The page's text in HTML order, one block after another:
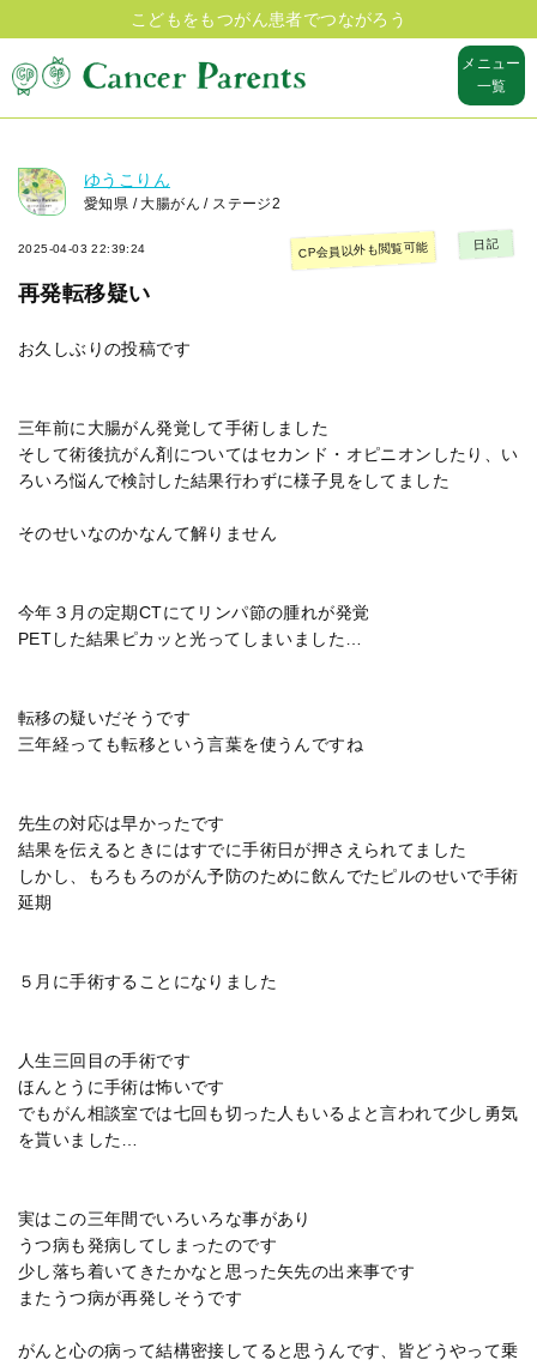
こどもをもつがん患者でつながろう
メニュー
一覧
ゆうこりん
愛知県 / 大腸がん / ステージ2
2025-04-03 22:39:24
再発転移疑い
CP会員以外も閲覧可能 日記
お久しぶりの投稿です
三年前に大腸がん発覚して手術しました
そして術後抗がん剤についてはセカンド・オピニオンしたり、い
ろいろ悩んで検討した結果行わずに様子見をしてました
そのせいなのかなんて解りません
今年３月の定期CTにてリンパ節の腫れが発覚
PETした結果ピカッと光ってしまいました…
転移の疑いだそうです
三年経っても転移という言葉を使うんですね
先生の対応は早かったです
結果を伝えるときにはすでに手術日が押さえられてました
しかし、もろもろのがん予防のために飲んでたピルのせいで手術
延期
５月に手術することになりました
人生三回目の手術です
ほんとうに手術は怖いです
でもがん相談室では七回も切った人もいるよと言われて少し勇気
を貰いました…
実はこの三年間でいろいろな事があり
うつ病も発病してしまったのです
少し落ち着いてきたかなと思った矢先の出来事です
またうつ病が再発しそうです
がんと心の病って結構密接してると思うんです、皆どうやって乗